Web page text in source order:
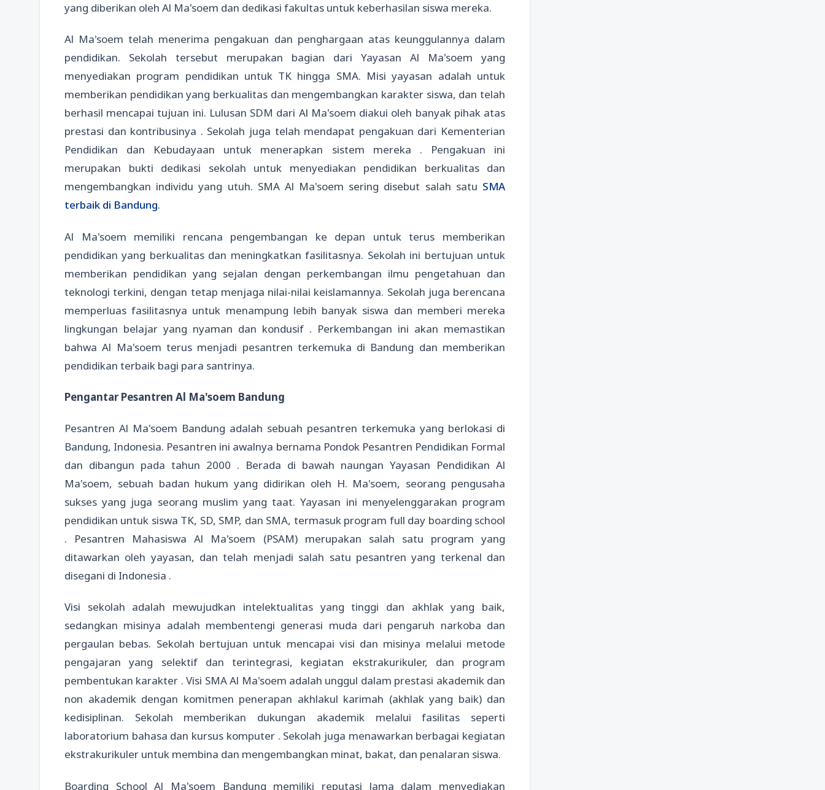
yang diberikan oleh Al Ma'soem dan dedikasi fakultas untuk keberhasilan siswa mereka.
Al Ma'soem telah menerima pengakuan dan penghargaan atas keunggulannya dalam
pendidikan. Sekolah tersebut merupakan bagian dari Yayasan Al Ma'soem yang
menyediakan program pendidikan untuk TK hingga SMA. Misi yayasan adalah untuk
memberikan pendidikan yang berkualitas dan mengembangkan karakter siswa, dan telah
berhasil mencapai tujuan ini. Lulusan SDM dari Al Ma'soem diakui oleh banyak pihak atas
prestasi dan kontribusinya . Sekolah juga telah mendapat pengakuan dari Kementerian
Pendidikan dan Kebudayaan untuk menerapkan sistem mereka . Pengakuan ini
merupakan bukti dedikasi sekolah untuk menyediakan pendidikan berkualitas dan
mengembangkan individu yang utuh. SMA Al Ma'soem sering disebut salah satu SMA
terbaik di Bandung.
Al Ma'soem memiliki rencana pengembangan ke depan untuk terus memberikan
pendidikan yang berkualitas dan meningkatkan fasilitasnya. Sekolah ini bertujuan untuk
memberikan pendidikan yang sejalan dengan perkembangan ilmu pengetahuan dan
teknologi terkini, dengan tetap menjaga nilai-nilai keislamannya. Sekolah juga berencana
memperluas fasilitasnya untuk menampung lebih banyak siswa dan memberi mereka
lingkungan belajar yang nyaman dan kondusif . Perkembangan ini akan memastikan
bahwa Al Ma'soem terus menjadi pesantren terkemuka di Bandung dan memberikan
pendidikan terbaik bagi para santrinya.
Pengantar Pesantren Al Ma'soem Bandung
Pesantren Al Ma'soem Bandung adalah sebuah pesantren terkemuka yang berlokasi di
Bandung, Indonesia. Pesantren ini awalnya bernama Pondok Pesantren Pendidikan Formal
dan dibangun pada tahun 2000 . Berada di bawah naungan Yayasan Pendidikan Al
Ma'soem, sebuah badan hukum yang didirikan oleh H. Ma'soem, seorang pengusaha
sukses yang juga seorang muslim yang taat. Yayasan ini menyelenggarakan program
pendidikan untuk siswa TK, SD, SMP, dan SMA, termasuk program full day boarding school
. Pesantren Mahasiswa Al Ma'soem (PSAM) merupakan salah satu program yang
ditawarkan oleh yayasan, dan telah menjadi salah satu pesantren yang terkenal dan
disegani di Indonesia .
Visi sekolah adalah mewujudkan intelektualitas yang tinggi dan akhlak yang baik,
sedangkan misinya adalah membentengi generasi muda dari pengaruh narkoba dan
pergaulan bebas. Sekolah bertujuan untuk mencapai visi dan misinya melalui metode
pengajaran yang selektif dan terintegrasi, kegiatan ekstrakurikuler, dan program
pembentukan karakter . Visi SMA Al Ma'soem adalah unggul dalam prestasi akademik dan
non akademik dengan komitmen penerapan akhlakul karimah (akhlak yang baik) dan
kedisiplinan. Sekolah memberikan dukungan akademik melalui fasilitas seperti
laboratorium bahasa dan kursus komputer . Sekolah juga menawarkan berbagai kegiatan
ekstrakurikuler untuk membina dan mengembangkan minat, bakat, dan penalaran siswa.
Boarding School Al Ma'soem Bandung memiliki reputasi lama dalam menyediakan